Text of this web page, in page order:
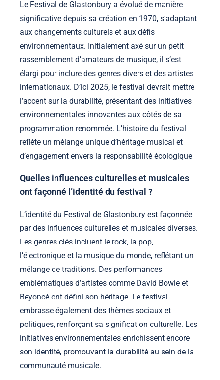
Le Festival de Glastonbury a évolué de manière
significative depuis sa création en 1970, s’adaptant
aux changements culturels et aux défis
environnementaux. Initialement axé sur un petit
rassemblement d’amateurs de musique, il s’est
élargi pour inclure des genres divers et des artistes
internationaux. D’ici 2025, le festival devrait mettre
l’accent sur la durabilité, présentant des initiatives
environnementales innovantes aux côtés de sa
programmation renommée. L’histoire du festival
reflète un mélange unique d’héritage musical et
d’engagement envers la responsabilité écologique.
Quelles influences culturelles et musicales
ont façonné l’identité du festival ?
L’identité du Festival de Glastonbury est façonnée
par des influences culturelles et musicales diverses.
Les genres clés incluent le rock, la pop,
l’électronique et la musique du monde, reflétant un
mélange de traditions. Des performances
emblématiques d’artistes comme David Bowie et
Beyoncé ont défini son héritage. Le festival
embrasse également des thèmes sociaux et
politiques, renforçant sa signification culturelle. Les
initiatives environnementales enrichissent encore
son identité, promouvant la durabilité au sein de la
communauté musicale.